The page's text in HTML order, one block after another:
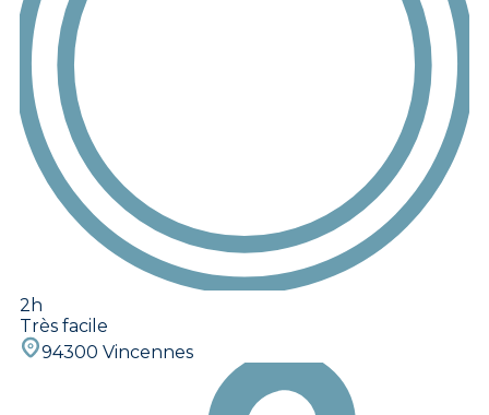
2h
Très facile
94300 Vincennes